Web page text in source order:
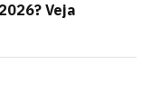
Veja